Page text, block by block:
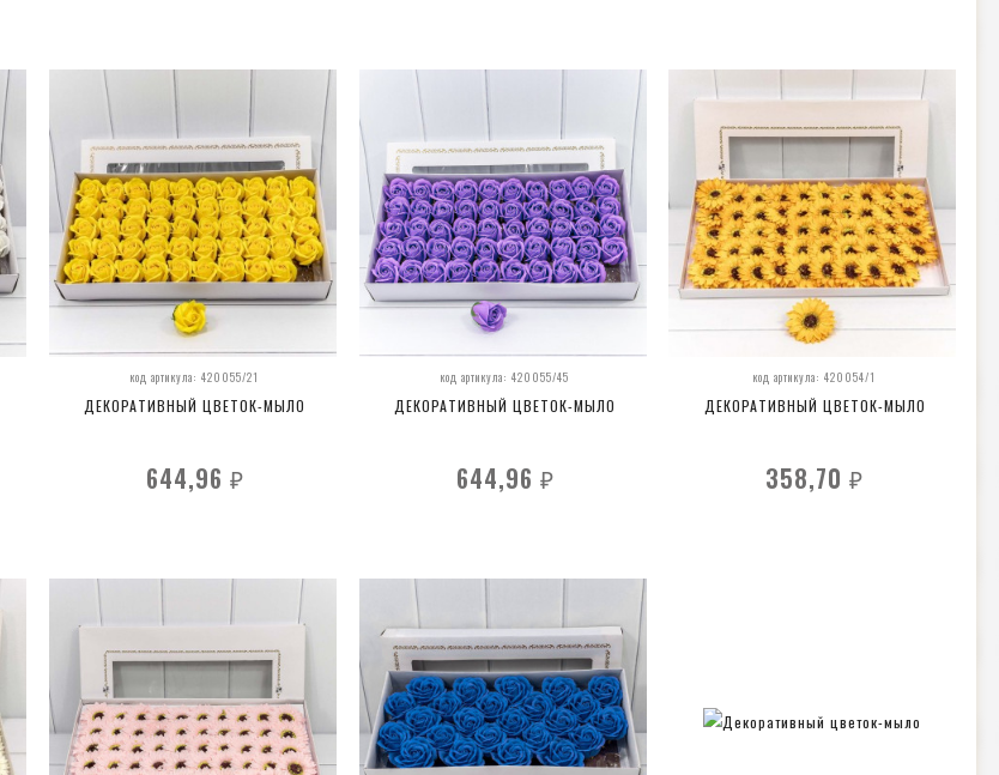
код артикула: 420055/21
ДЕКОРАТИВНЫЙ ЦВЕТОК-МЫЛО
644,96 ₽
код артикула: 420055/45
ДЕКОРАТИВНЫЙ ЦВЕТОК-МЫЛО
644,96 ₽
код артикула: 420054/1
ДЕКОРАТИВНЫЙ ЦВЕТОК-МЫЛО
358,70₽